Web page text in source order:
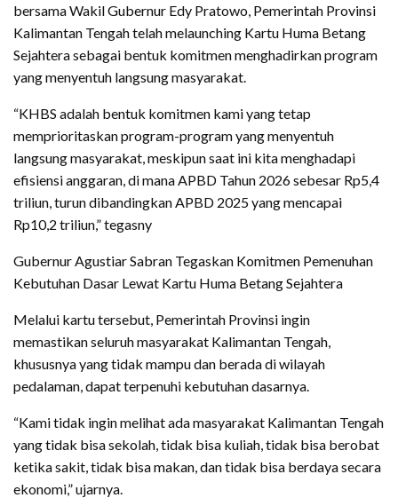
bersama Wakil Gubernur Edy Pratowo, Pemerintah Provinsi
Kalimantan Tengah telah melaunching Kartu Huma Betang
Sejahtera sebagai bentuk komitmen menghadirkan program
yang menyentuh langsung masyarakat.
“KHBS adalah bentuk komitmen kami yang tetap
memprioritaskan program-program yang menyentuh
langsung masyarakat, meskipun saat ini kita menghadapi
efisiensi anggaran, di mana APBD Tahun 2026 sebesar Rp5,4
triliun, turun dibandingkan APBD 2025 yang mencapai
Rp10,2 triliun,” tegasny
Gubernur Agustiar Sabran Tegaskan Komitmen Pemenuhan
Kebutuhan Dasar Lewat Kartu Huma Betang Sejahtera
Melalui kartu tersebut, Pemerintah Provinsi ingin
memastikan seluruh masyarakat Kalimantan Tengah,
khususnya yang tidak mampu dan berada di wilayah
pedalaman, dapat terpenuhi kebutuhan dasarnya.
“Kami tidak ingin melihat ada masyarakat Kalimantan Tengah
yang tidak bisa sekolah, tidak bisa kuliah, tidak bisa berobat
ketika sakit, tidak bisa makan, dan tidak bisa berdaya secara
ekonomi,” ujarnya.